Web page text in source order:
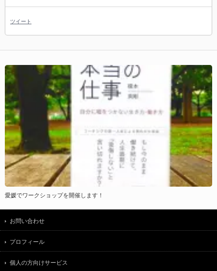
ツイート
愛媛でワークショップを開催します！
お問い合わせ
プロフィール
個人の方向けサービス